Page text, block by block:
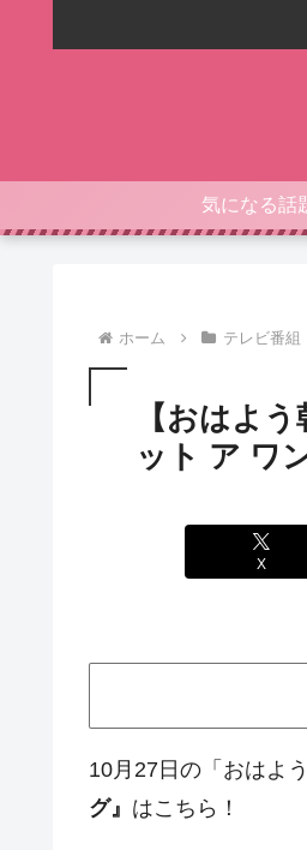
気になる話
ホーム テレビ番組
【おはよ
ット ア ワ
X
10月27日の「おはよ
グ』 はこちら！